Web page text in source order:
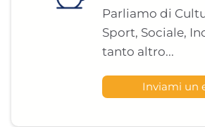
Parliamo di
Sport, Sociale,
tanto altro...
Inviami un